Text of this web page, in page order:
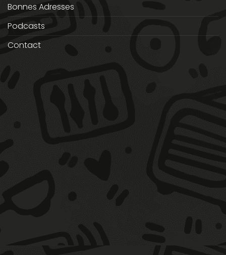
Bonnes Adresses
Podcasts
Contact